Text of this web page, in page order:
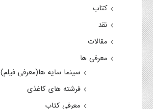
کتاب
نقد
مقالات
معرفی ها
سینما سایه ها(معرفی فیلم)
فرشته های کاغذی
معرفی کتاب